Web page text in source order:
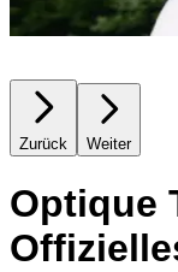
Zurück Weiter
Optique